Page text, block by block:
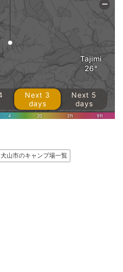
犬山市のキャンプ場一覧